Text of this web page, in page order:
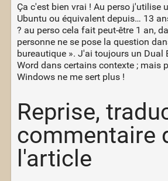
Ça c'est bien vrai ! Au perso j'utilise
Ubuntu ou équivalent depuis… 13
? au perso cela fait peut-être 1 an,
personne ne se pose la question
bureautique ». J'ai toujours un Dual
Word dans certains contexte ; mais
Windows ne me sert plus !
Reprise,
commentaire
l'article